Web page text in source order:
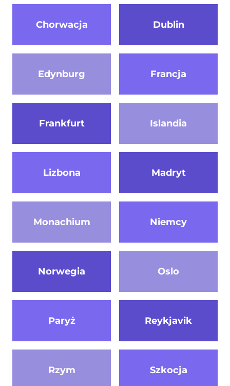
Chorwacja Dublin
Edynburg Francja
Frankfurt Islandia
Lizbona Madryt
Monachium Niemcy
Norwegia Oslo
Paryż Reykjavik
Rzym Szkocja